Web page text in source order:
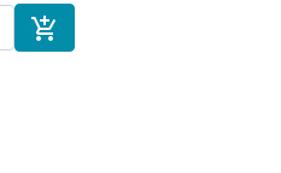

Ostoskoriin